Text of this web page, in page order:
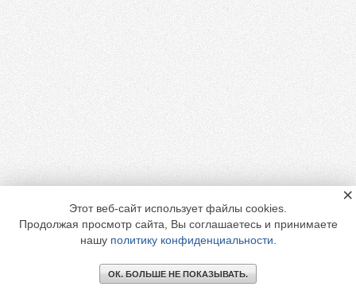
Этот веб-сайт использует файлы cookies.
Продолжая просмотр сайта, Вы соглашаетесь и принимаете
нашу политику конфиденциальности
ОК. БОЛЬШЕ НЕ ПОКАЗЫВАТЬ.
×